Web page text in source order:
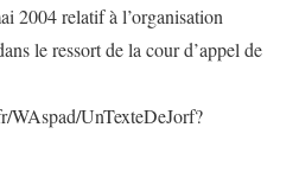
2004 relatif à l’organisation
le ressort de la cour d’appel de
UnTexteDeJorf?